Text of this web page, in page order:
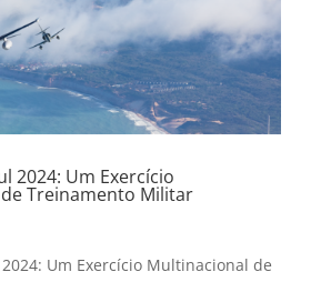
2024: Um Exercício
Treinamento Militar
Um Exercício Multinacional de